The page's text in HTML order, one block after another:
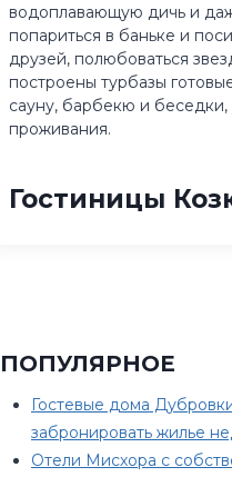
водоплавающую дичь и
попариться в баньке и
друзей, полюбоваться
построены турбазы
сауну, барбекю и
проживания.
Гостиницы
ПОПУЛЯРНОЕ
Гостевые дома
забронировать жилье
Отели Мисхора с